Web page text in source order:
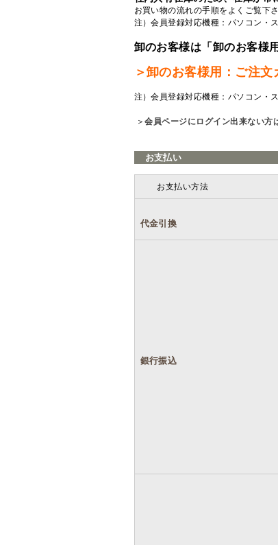
お買い物の流れの手順をよくご覧下
注）会員登録対応機種：パソコン・
卸のお客様は「卸のお客様
＞卸のお客様用：ご注
注）会員登録対応機種：パソコン・
＞会員ページにログイン出来ない方
お支払い
お支払い方法
代金引換
銀行振込